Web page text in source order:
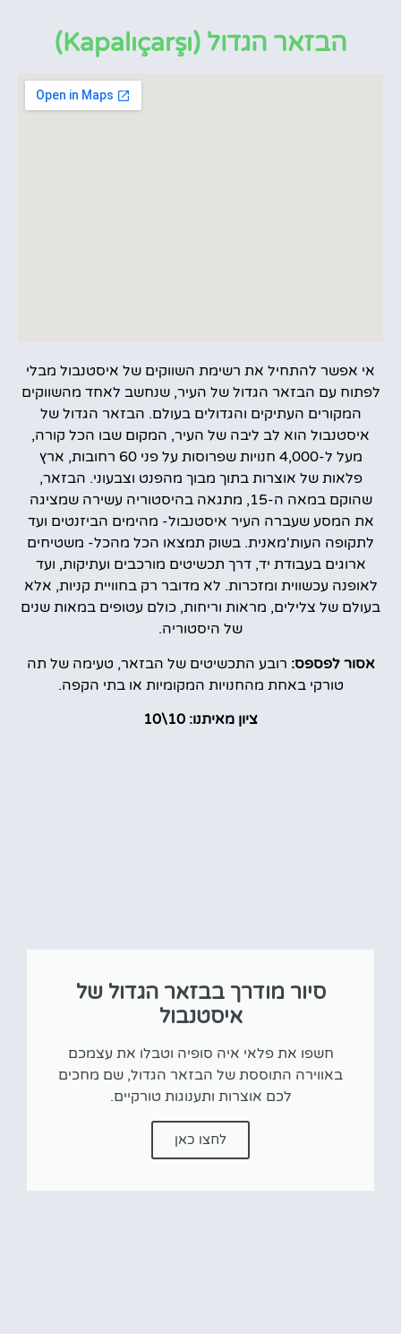
הבזאר הגדול (Kapalıçarşı)
אי אפשר להתחיל את רשימת השווקים של איסטנבול מבלי
לפתוח עם הבזאר הגדול של העיר, שנחשב לאחד מהשווקים
המקורים העתיקים והגדולים בעולם. הבזאר הגדול של
איסטנבול הוא לב ליבה של העיר, המקום שבו הכל קורה,
מעל ל-4,000 חנויות שפרוסות על פני 60 רחובות, ארץ
פלאות של אוצרות בתוך מבוך מהפנט וצבעוני. הבזאר,
שהוקם במאה ה-15, מתגאה בהיסטוריה עשירה שמציגה
את המסע שעברה העיר איסטנבול- מהימים הביזנטים ועד
לתקופה העות'מאנית. בשוק תמצאו הכל מהכל- משטיחים
ארוגים בעבודת יד, דרך תכשיטים מורכבים ועתיקות, ועד
לאופנה עכשווית ומזכרות. לא מדובר רק בחוויית קניות, אלא
בעולם של צלילים, מראות וריחות, כולם עטופים במאות שנים
של היסטוריה.
אסור לפספס: רובע התכשיטים של הבזאר, טעימה של תה
טורקי באחת מהחנויות המקומיות או בתי הקפה.
ציון מאיתנו: 10\10
סיור מודרך בבזאר הגדול של
איסטנבול
חשפו את פלאי איה סופיה וטבלו את עצמכם
באווירה התוססת של הבזאר הגדול, שם מחכים
לכם אוצרות ותענוגות טורקיים.
לחצו כאן